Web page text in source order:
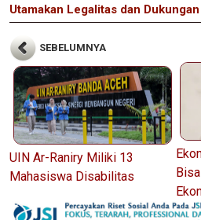
Utamakan Legalitas dan
SEBELUMNYA
UIN Ar-Raniry Miliki 13
Mahasiswa Disabilitas